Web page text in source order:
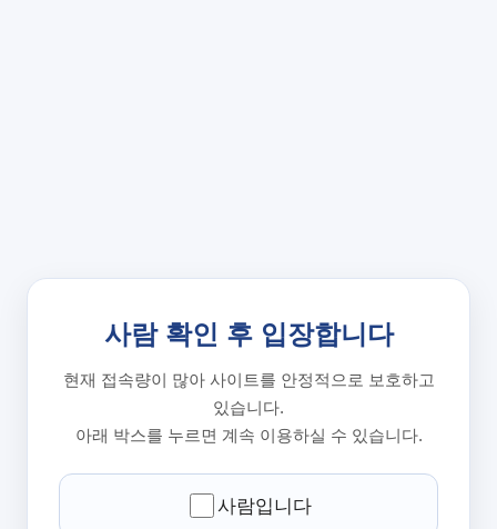
사람 확인 후 입장합니다
현재 접속량이 많아 사이트를 안정적으로 보호하고
있습니다.
아래 박스를 누르면 계속 이용하실 수 있습니다.
사람입니다